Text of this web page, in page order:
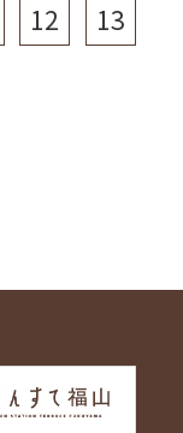
12
13